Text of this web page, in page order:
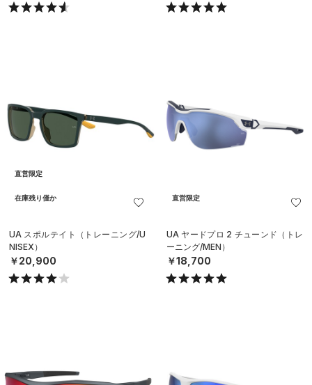
直営限定
在庫残り僅か
UA スポルテイト（トレーニング/U
NISEX）
￥20,900
直営限定
UA ヤードプロ 2 チューンド（トレ
ーニング/MEN）
￥18,700